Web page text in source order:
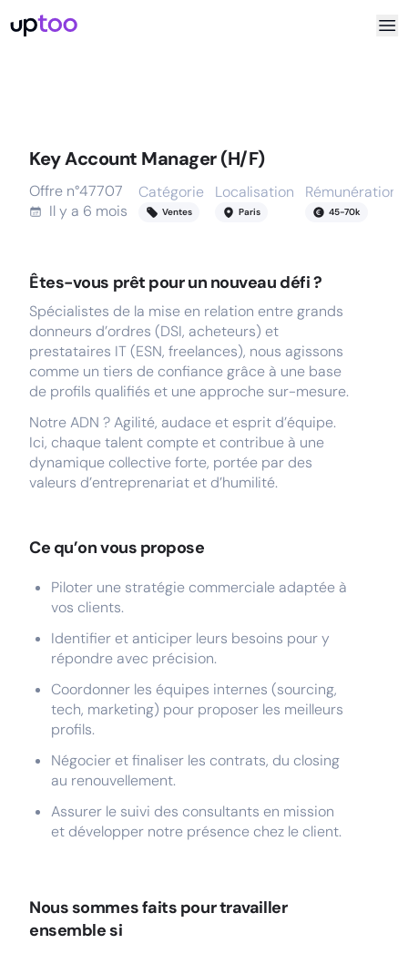
Key Account Manager (H/F)
Offre n°47707
Il y a 6 mois
Catégorie
Ventes
Localisation
Paris
Rémunération
45-70k
Êtes-vous prêt pour un nouveau défi ?
Spécialistes de la mise en relation entre grands
donneurs d’ordres (DSI, acheteurs) et
prestataires IT (ESN, freelances), nous agissons
comme un tiers de confiance grâce à une base
de profils qualifiés et une approche sur-mesure.
Notre ADN ? Agilité, audace et esprit d’équipe.
Ici, chaque talent compte et contribue à une
dynamique collective forte, portée par des
valeurs d’entreprenariat et d’humilité.
Ce qu’on vous propose
Piloter une stratégie commerciale adaptée à
vos clients.
Identifier et anticiper leurs besoins pour y
répondre avec précision.
Coordonner les équipes internes (sourcing,
tech, marketing) pour proposer les meilleurs
profils.
Négocier et finaliser les contrats, du closing
au renouvellement.
Assurer le suivi des consultants en mission
et développer notre présence chez le client.
Nous sommes faits pour travailler
ensemble si